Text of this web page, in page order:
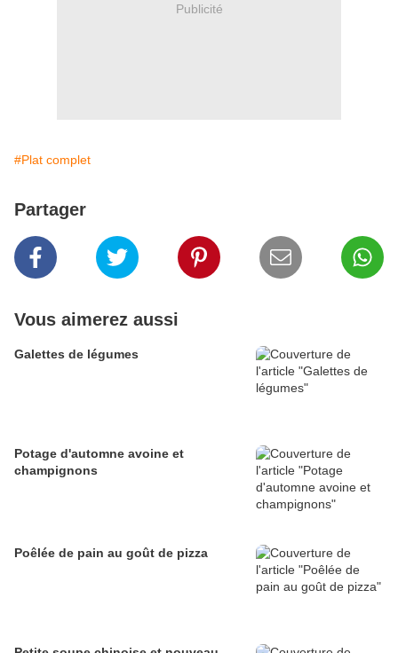
Publicité
#Plat complet
Partager
Vous aimerez aussi
Galettes de légumes
Potage d'automne avoine et
champignons
Poêlée de pain au goût de pizza